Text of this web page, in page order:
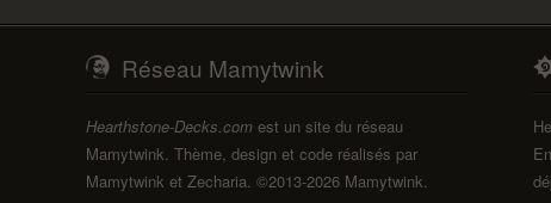
Réseau Mamytwink
Hearthstone-Decks.com est un site du réseau
Mamytwink. Thème, design et code réalisés par
Mamytwink et Zecharia. ©2013-2026 Mamytwink.